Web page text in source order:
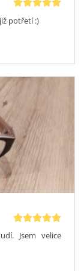
si aktuální
adresu.
potřetí :)
Jsem velice